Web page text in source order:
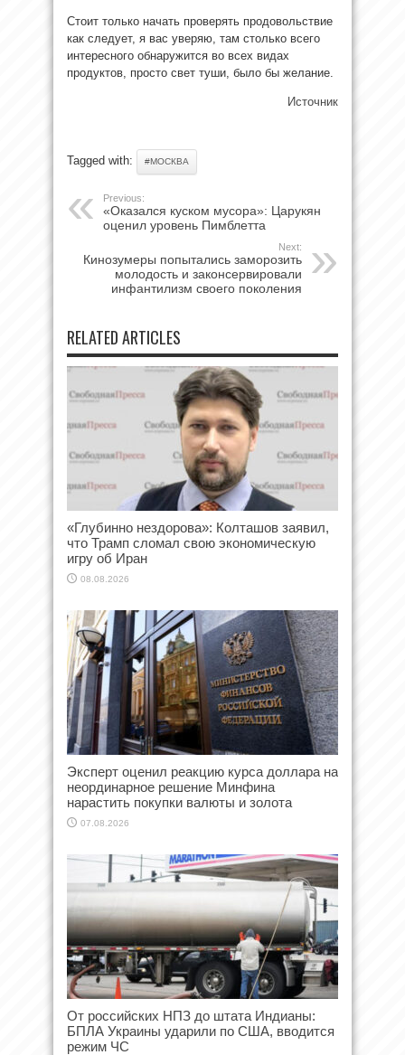
Стоит только начать проверять продовольствие
как следует, я вас уверяю, там столько всего
интересного обнаружится во всех видах
продуктов, просто свет туши, было бы желание.
Источник
Tagged with: #МОСКВА
Previous:
«Оказался куском мусора»: Царукян
оценил уровень Пимблетта
Next:
Кинозумеры попытались заморозить
молодость и законсервировали
инфантилизм своего поколения
RELATED ARTICLES
«Глубинно нездорова»: Колташов заявил,
что Трамп сломал свою экономическую
игру об Иран
08.08.2026
Эксперт оценил реакцию курса доллара на
неординарное решение Минфина
нарастить покупки валюты и золота
07.08.2026
От российских НПЗ до штата Индианы:
БПЛА Украины ударили по США, вводится
режим ЧС